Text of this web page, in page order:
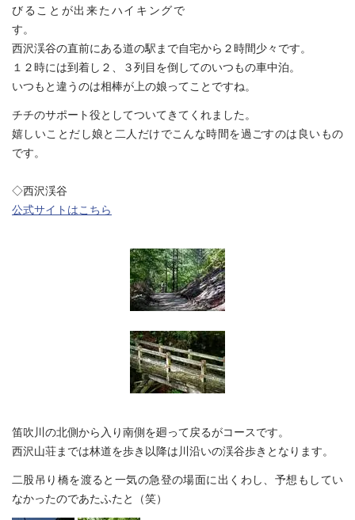
びることが出来たハイキングで
す。
西沢渓谷の直前にある道の駅まで自宅から２時間少々です。
１２時には到着し２、３列目を倒してのいつもの車中泊。
いつもと違うのは相棒が上の娘ってことですね。
チチのサポート役としてついてきてくれました。
嬉しいことだし娘と二人だけでこんな時間を過ごすのは良いもの
です。
◇西沢渓谷
公式サイトはこちら
笛吹川の北側から入り南側を廻って戻るがコースです。
西沢山荘までは林道を歩き以降は川沿いの渓谷歩きとなります。
二股吊り橋を渡ると一気の急登の場面に出くわし、予想もしてい
なかったのであたふたと（笑）